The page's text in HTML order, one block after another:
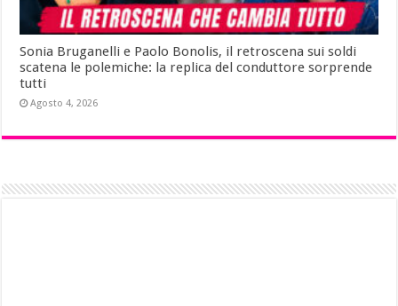
Sonia Bruganelli e Paolo Bonolis, il retroscena sui soldi
scatena le polemiche: la replica del conduttore sorprende
tutti
Agosto 4, 2026